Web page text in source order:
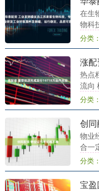
在生
物科
续的
伙伴
注于
分类
热点
流向
发布
件已
分类
创
物业
合一
业经
理两
训中
分类